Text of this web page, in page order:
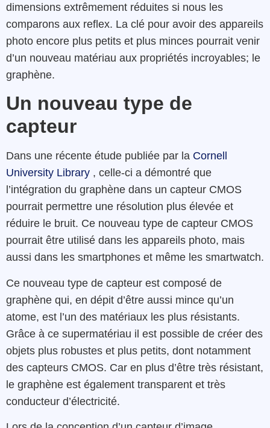
dimensions extrêmement réduites si nous les
comparons aux reflex. La clé pour avoir des appareils
photo encore plus petits et plus minces pourrait venir
d’un nouveau matériau aux propriétés incroyables; le
graphène.
Un nouveau type de
capteur
Dans une récente étude publiée par la Cornell
University Library , celle-ci a démontré que
l’intégration du graphène dans un capteur CMOS
pourrait permettre une résolution plus élevée et
réduire le bruit. Ce nouveau type de capteur CMOS
pourrait être utilisé dans les appareils photo, mais
aussi dans les smartphones et même les smartwatch.
Ce nouveau type de capteur est composé de
graphène qui, en dépit d’être aussi mince qu’un
atome, est l’un des matériaux les plus résistants.
Grâce à ce supermatériau il est possible de créer des
objets plus robustes et plus petits, dont notamment
des capteurs CMOS. Car en plus d’être très résistant,
le graphène est également transparent et très
conducteur d’électricité.